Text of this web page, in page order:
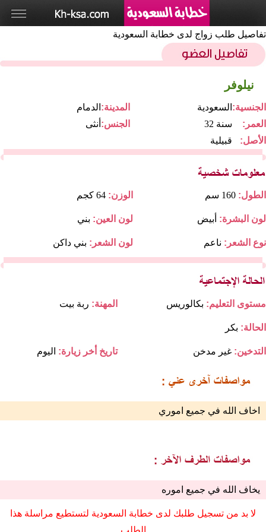
تفاصيل طلب زواج لدى خطابة السعودية
نيلوفر
الدمام المدينة: السعودية الجنسية:
أنثى الجنس: 32 سنة
العمر:
قبيلية
الأصل:
الوزن: 64 كجم الطول: 160 سم
لون العين: بني لون البشرة: أبيض
لون الشعر: بني داكن نوع الشعر: ناعم
المهنة: ربة بيت مستوى التعليم: بكالوريس
الحالة: بكر
تاريخ أخر زيارة: اليوم التدخين: غير مدخن
اخاف الله في جميع اموري
يخاف الله في جميع اموره
لا بد من تسجيل طلبك لدى خطابة السعودية لتستطيع مراسلة هذا
الطلب